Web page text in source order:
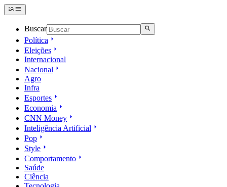
Buscar
Política
Eleições
Internacional
Nacional
Agro
Infra
Esportes
Economia
CNN Money
Inteligência Artificial
Pop
Style
Comportamento
Saúde
Ciência